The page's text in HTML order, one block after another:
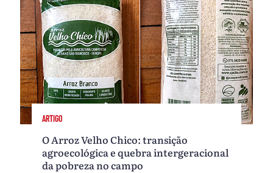
ARTIGO
O Arroz Velho Chico: transição
agroecológica e quebra intergeracional
da pobreza no campo